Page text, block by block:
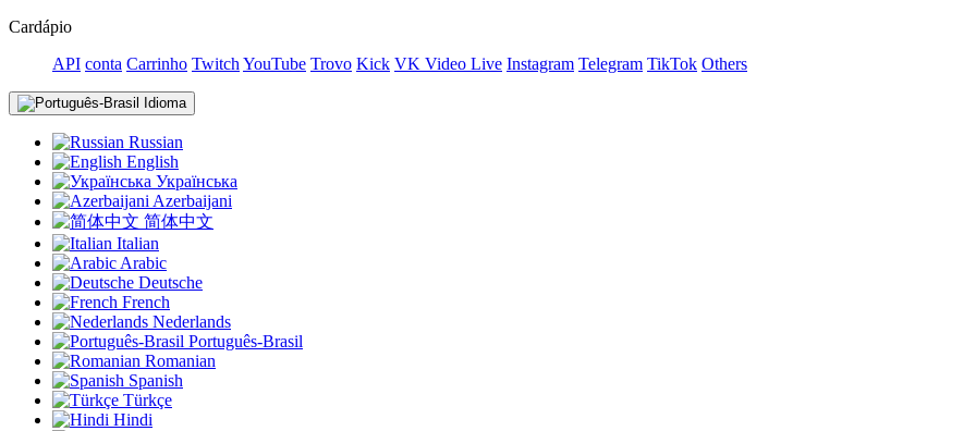
Cardápio
API conta Carrinho Twitch YouTube Trovo Kick VK Video Live Instagram Telegram TikTok Others
Idioma
Russian
English
Українська
Azerbaijani
简体中文
Italian
Arabic
Deutsche
French
Nederlands
Português-Brasil
Romanian
Spanish
Türkçe
Hindi